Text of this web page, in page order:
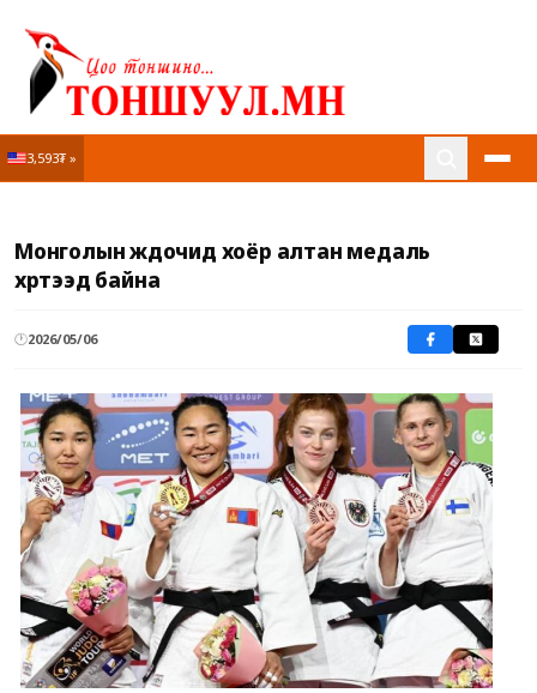
3,593₮ »
Онцлох мэдээ
Матрын булан
Шог
VIP зочин
Соёл урлаг
Видео
Спорт
Монголын жүдочид хоёр алтан медаль
хүртээд байна
🕐2026/05/06